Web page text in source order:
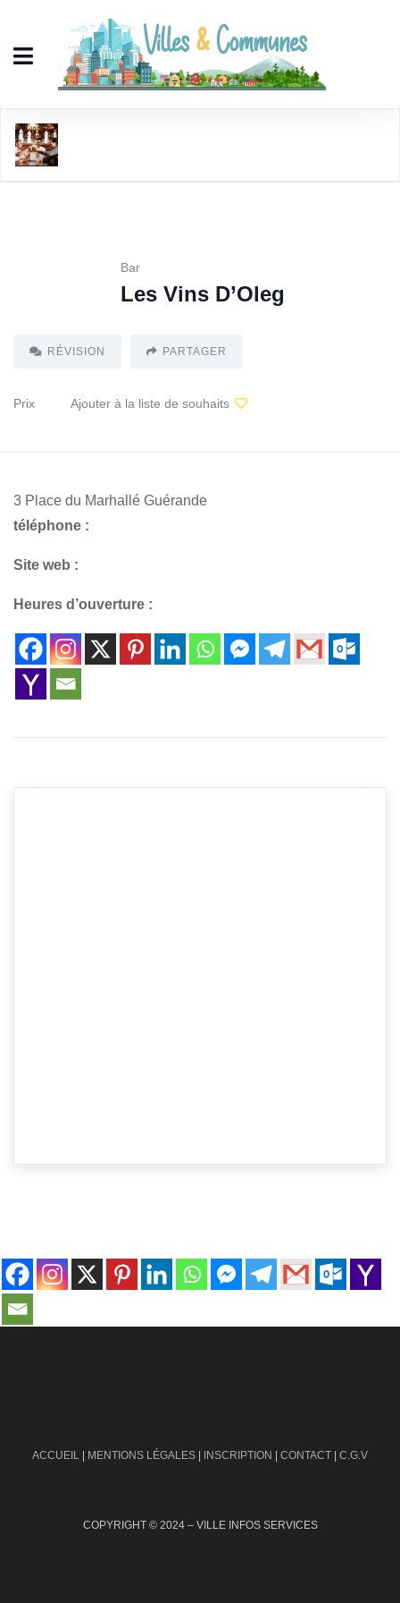
Bar
Les Vins D’Oleg
RÉVISION PARTAGER
Prix Ajouter à la liste de souhaits
3 Place du Marhallé Guérande
téléphone :
Site web :
Heures d’ouverture :
ACCUEIL | MENTIONS LÉGALES | INSCRIPTION | CONTACT | C.G.V
COPYRIGHT © 2024 – VILLE INFOS SERVICES